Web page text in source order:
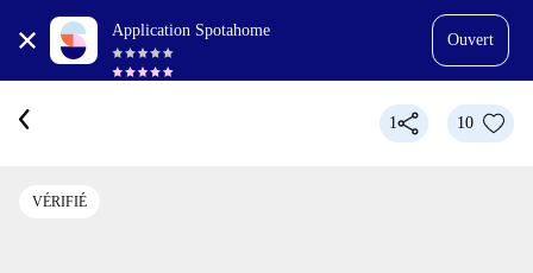
Application Spotahome
Ouvert
1 10
VÉRIFIÉ